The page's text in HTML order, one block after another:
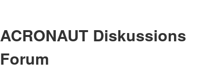
ACRONAUT Diskussions
Forum